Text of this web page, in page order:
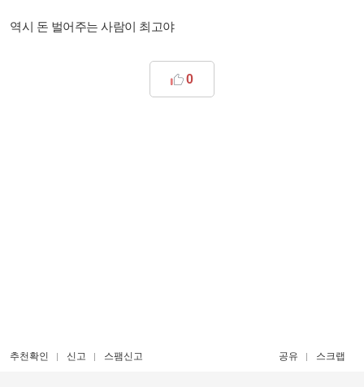
역시 돈 벌어주는 사람이 최고야
0
추천확인 신고 스팸신고 공유 스크랩